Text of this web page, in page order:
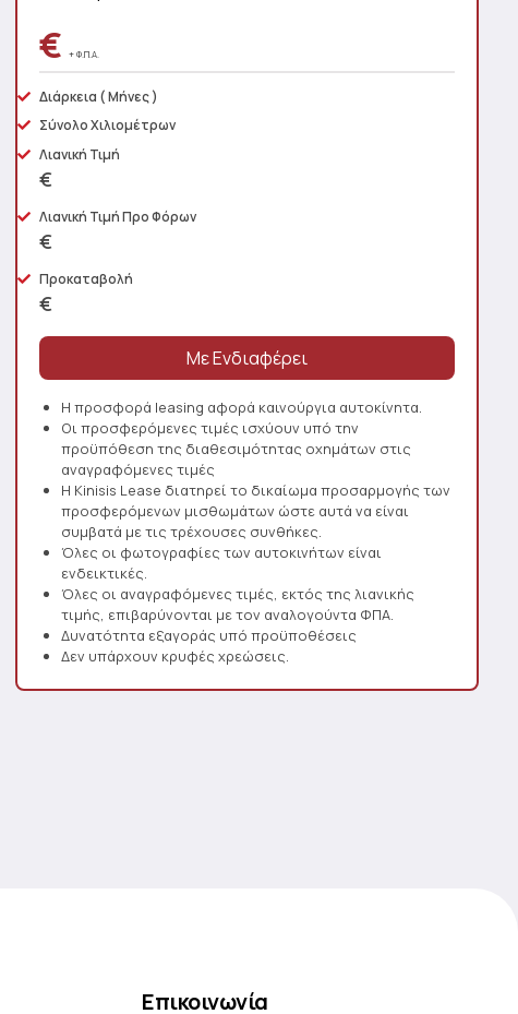
€+ Φ.Π.Α.
Διάρκεια ( Μήνες )
Σύνολο Χιλιομέτρων
Λιανική Τιμή
€
Λιανική Τιμή Προ Φόρων
€
Προκαταβολή
€
Η προσφορά leasing αφορά καινούργια αυτοκίνητα.
Οι προσφερόμενες τιμές ισχύουν υπό την
προϋπόθεση της διαθεσιμότητας οχημάτων στις
αναγραφόμενες τιμές
Η Kinisis Lease διατηρεί το δικαίωμα προσαρμογής των
προσφερόμενων μισθωμάτων ώστε αυτά να είναι
συμβατά με τις τρέχουσες συνθήκες.
Όλες οι φωτογραφίες των αυτοκινήτων είναι
ενδεικτικές.
Όλες οι αναγραφόμενες τιμές, εκτός της λιανικής
τιμής, επιβαρύνονται με τον αναλογούντα ΦΠΑ.
Δυνατότητα εξαγοράς υπό προϋποθέσεις
Δεν υπάρχουν κρυφές χρεώσεις.
Επικοινωνία